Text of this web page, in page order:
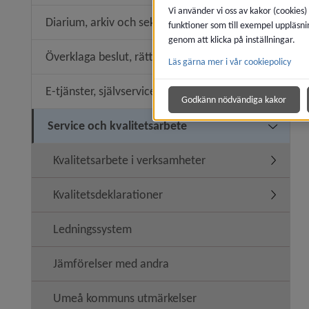
Diarium, arkiv och sekretess
Överklaga beslut, rättssäkerhet
E-tjänster, självservice
Service och kvalitetsarbete
Kvalitetsarbete i verksamheter
Kvalitetsdeklarationer
Ledningssystem
Jämförelser med andra
Umeå kommuns utmärkelser
Vi använder vi oss av kakor
funktioner som till exempel
genom att klicka på inställningar.
Läs gärna mer i vår cookiepolicy
Godkänn nödvändiga kakor